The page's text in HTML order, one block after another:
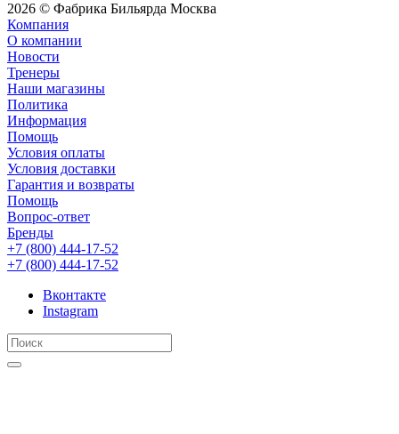
2026 © Фабрика Бильярда Москва
Компания
О компании
Новости
Тренеры
Наши магазины
Политика
Информация
Помощь
Условия оплаты
Условия доставки
Гарантия и возвраты
Помощь
Вопрос-ответ
Бренды
+7 (800) 444-17-52
+7 (800) 444-17-52
Вконтакте
Instagram